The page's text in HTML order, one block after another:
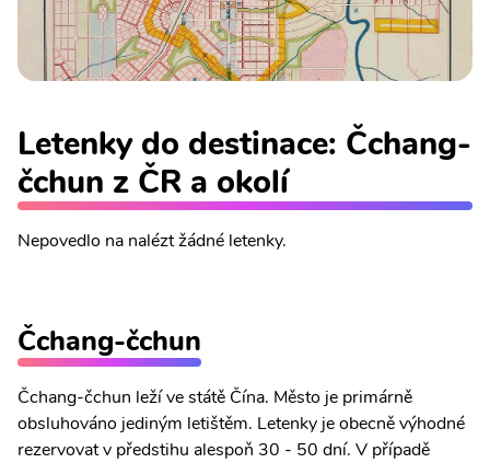
Letenky do destinace: Čchang-
čchun z ČR a okolí
Nepovedlo na nalézt žádné letenky.
Čchang-čchun
Čchang-čchun leží ve státě Čína. Město je primárně
obsluhováno jediným letištěm. Letenky je obecně výhodné
rezervovat v předstihu alespoň 30 - 50 dní. V případě